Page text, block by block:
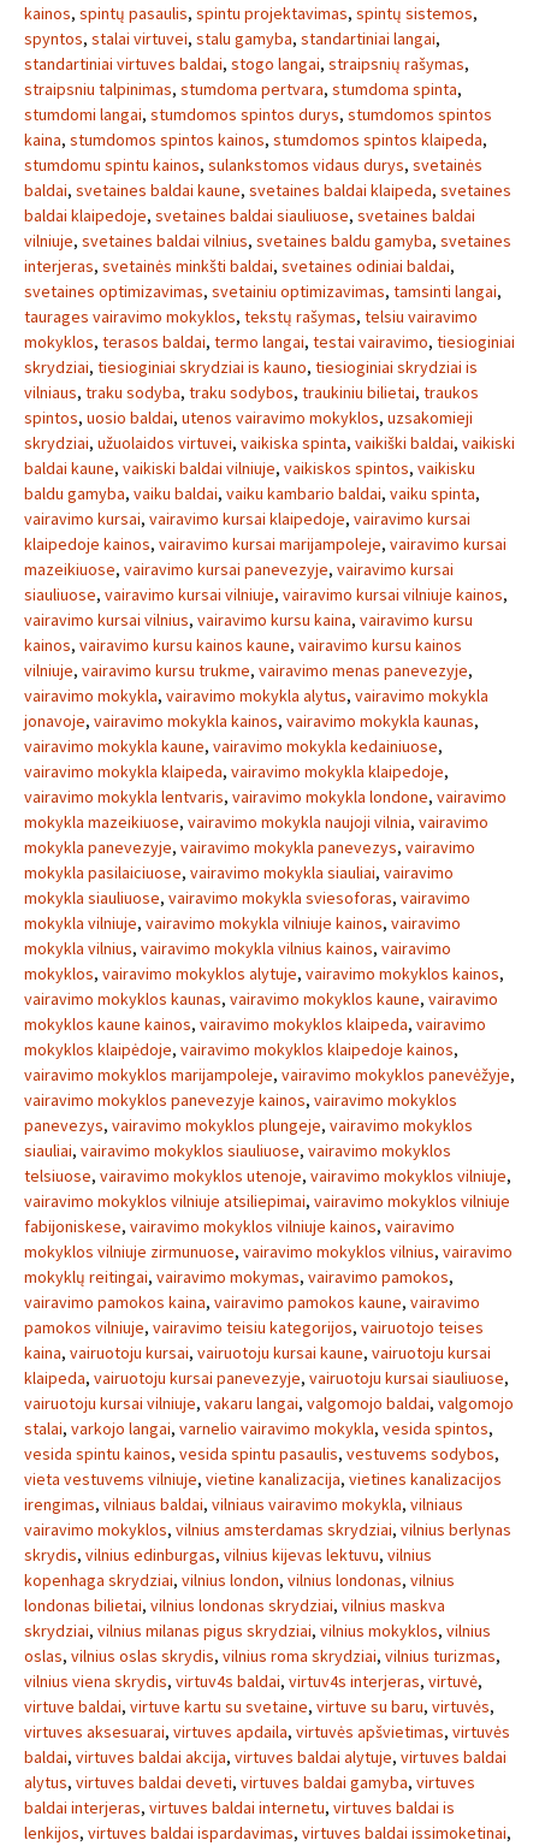
kainos, spintų pasaulis, spintu projektavimas, spintų sistemos,
spyntos, stalai virtuvei, stalu gamyba, standartiniai langai,
standartiniai virtuves baldai, stogo langai, straipsnių rašymas,
straipsniu talpinimas, stumdoma pertvara, stumdoma spinta,
stumdomi langai, stumdomos spintos durys, stumdomos spintos
kaina, stumdomos spintos kainos, stumdomos spintos klaipeda,
stumdomu spintu kainos, sulankstomos vidaus durys, svetainės
baldai, svetaines baldai kaune, svetaines baldai klaipeda, svetaines
baldai klaipedoje, svetaines baldai siauliuose, svetaines baldai
vilniuje, svetaines baldai vilnius, svetaines baldu gamyba, svetaines
interjeras, svetainės minkšti baldai, svetaines odiniai baldai,
svetaines optimizavimas, svetainiu optimizavimas, tamsinti langai,
taurages vairavimo mokyklos, tekstų rašymas, telsiu vairavimo
mokyklos, terasos baldai, termo langai, testai vairavimo, tiesioginiai
skrydziai, tiesioginiai skrydziai is kauno, tiesioginiai skrydziai is
vilniaus, traku sodyba, traku sodybos, traukiniu bilietai, traukos
spintos, uosio baldai, utenos vairavimo mokyklos, uzsakomieji
skrydziai, užuolaidos virtuvei, vaikiska spinta, vaikiški baldai, vaikiski
baldai kaune, vaikiski baldai vilniuje, vaikiskos spintos, vaikisku
baldu gamyba, vaiku baldai, vaiku kambario baldai, vaiku spinta,
vairavimo kursai, vairavimo kursai klaipedoje, vairavimo kursai
klaipedoje kainos, vairavimo kursai marijampoleje, vairavimo kursai
mazeikiuose, vairavimo kursai panevezyje, vairavimo kursai
siauliuose, vairavimo kursai vilniuje, vairavimo kursai vilniuje kainos,
vairavimo kursai vilnius, vairavimo kursu kaina, vairavimo kursu
kainos, vairavimo kursu kainos kaune, vairavimo kursu kainos
vilniuje, vairavimo kursu trukme, vairavimo menas panevezyje,
vairavimo mokykla, vairavimo mokykla alytus, vairavimo mokykla
jonavoje, vairavimo mokykla kainos, vairavimo mokykla kaunas,
vairavimo mokykla kaune, vairavimo mokykla kedainiuose,
vairavimo mokykla klaipeda, vairavimo mokykla klaipedoje,
vairavimo mokykla lentvaris, vairavimo mokykla londone, vairavimo
mokykla mazeikiuose, vairavimo mokykla naujoji vilnia, vairavimo
mokykla panevezyje, vairavimo mokykla panevezys, vairavimo
mokykla pasilaiciuose, vairavimo mokykla siauliai, vairavimo
mokykla siauliuose, vairavimo mokykla sviesoforas, vairavimo
mokykla vilniuje, vairavimo mokykla vilniuje kainos, vairavimo
mokykla vilnius, vairavimo mokykla vilnius kainos, vairavimo
mokyklos, vairavimo mokyklos alytuje, vairavimo mokyklos kainos,
vairavimo mokyklos kaunas, vairavimo mokyklos kaune, vairavimo
mokyklos kaune kainos, vairavimo mokyklos klaipeda, vairavimo
mokyklos klaipėdoje, vairavimo mokyklos klaipedoje kainos,
vairavimo mokyklos marijampoleje, vairavimo mokyklos panevėžyje,
vairavimo mokyklos panevezyje kainos, vairavimo mokyklos
panevezys, vairavimo mokyklos plungeje, vairavimo mokyklos
siauliai, vairavimo mokyklos siauliuose, vairavimo mokyklos
telsiuose, vairavimo mokyklos utenoje, vairavimo mokyklos vilniuje,
vairavimo mokyklos vilniuje atsiliepimai, vairavimo mokyklos vilniuje
fabijoniskese, vairavimo mokyklos vilniuje kainos, vairavimo
mokyklos vilniuje zirmunuose, vairavimo mokyklos vilnius, vairavimo
mokyklų reitingai, vairavimo mokymas, vairavimo pamokos,
vairavimo pamokos kaina, vairavimo pamokos kaune, vairavimo
pamokos vilniuje, vairavimo teisiu kategorijos, vairuotojo teises
kaina, vairuotoju kursai, vairuotoju kursai kaune, vairuotoju kursai
klaipeda, vairuotoju kursai panevezyje, vairuotoju kursai siauliuose,
vairuotoju kursai vilniuje, vakaru langai, valgomojo baldai, valgomojo
stalai, varkojo langai, varnelio vairavimo mokykla, vesida spintos,
vesida spintu kainos, vesida spintu pasaulis, vestuvems sodybos,
vieta vestuvems vilniuje, vietine kanalizacija, vietines kanalizacijos
irengimas, vilniaus baldai, vilniaus vairavimo mokykla, vilniaus
vairavimo mokyklos, vilnius amsterdamas skrydziai, vilnius berlynas
skrydis, vilnius edinburgas, vilnius kijevas lektuvu, vilnius
kopenhaga skrydziai, vilnius london, vilnius londonas, vilnius
londonas bilietai, vilnius londonas skrydziai, vilnius maskva
skrydziai, vilnius milanas pigus skrydziai, vilnius mokyklos, vilnius
oslas, vilnius oslas skrydis, vilnius roma skrydziai, vilnius turizmas,
vilnius viena skrydis, virtuv4s baldai, virtuv4s interjeras, virtuvė,
virtuve baldai, virtuve kartu su svetaine, virtuve su baru, virtuvės,
virtuves aksesuarai, virtuves apdaila, virtuvės apšvietimas, virtuvės
baldai, virtuves baldai akcija, virtuves baldai alytuje, virtuves baldai
alytus, virtuves baldai deveti, virtuves baldai gamyba, virtuves
baldai interjeras, virtuves baldai internetu, virtuves baldai is
lenkijos, virtuves baldai ispardavimas, virtuves baldai issimoketinai,